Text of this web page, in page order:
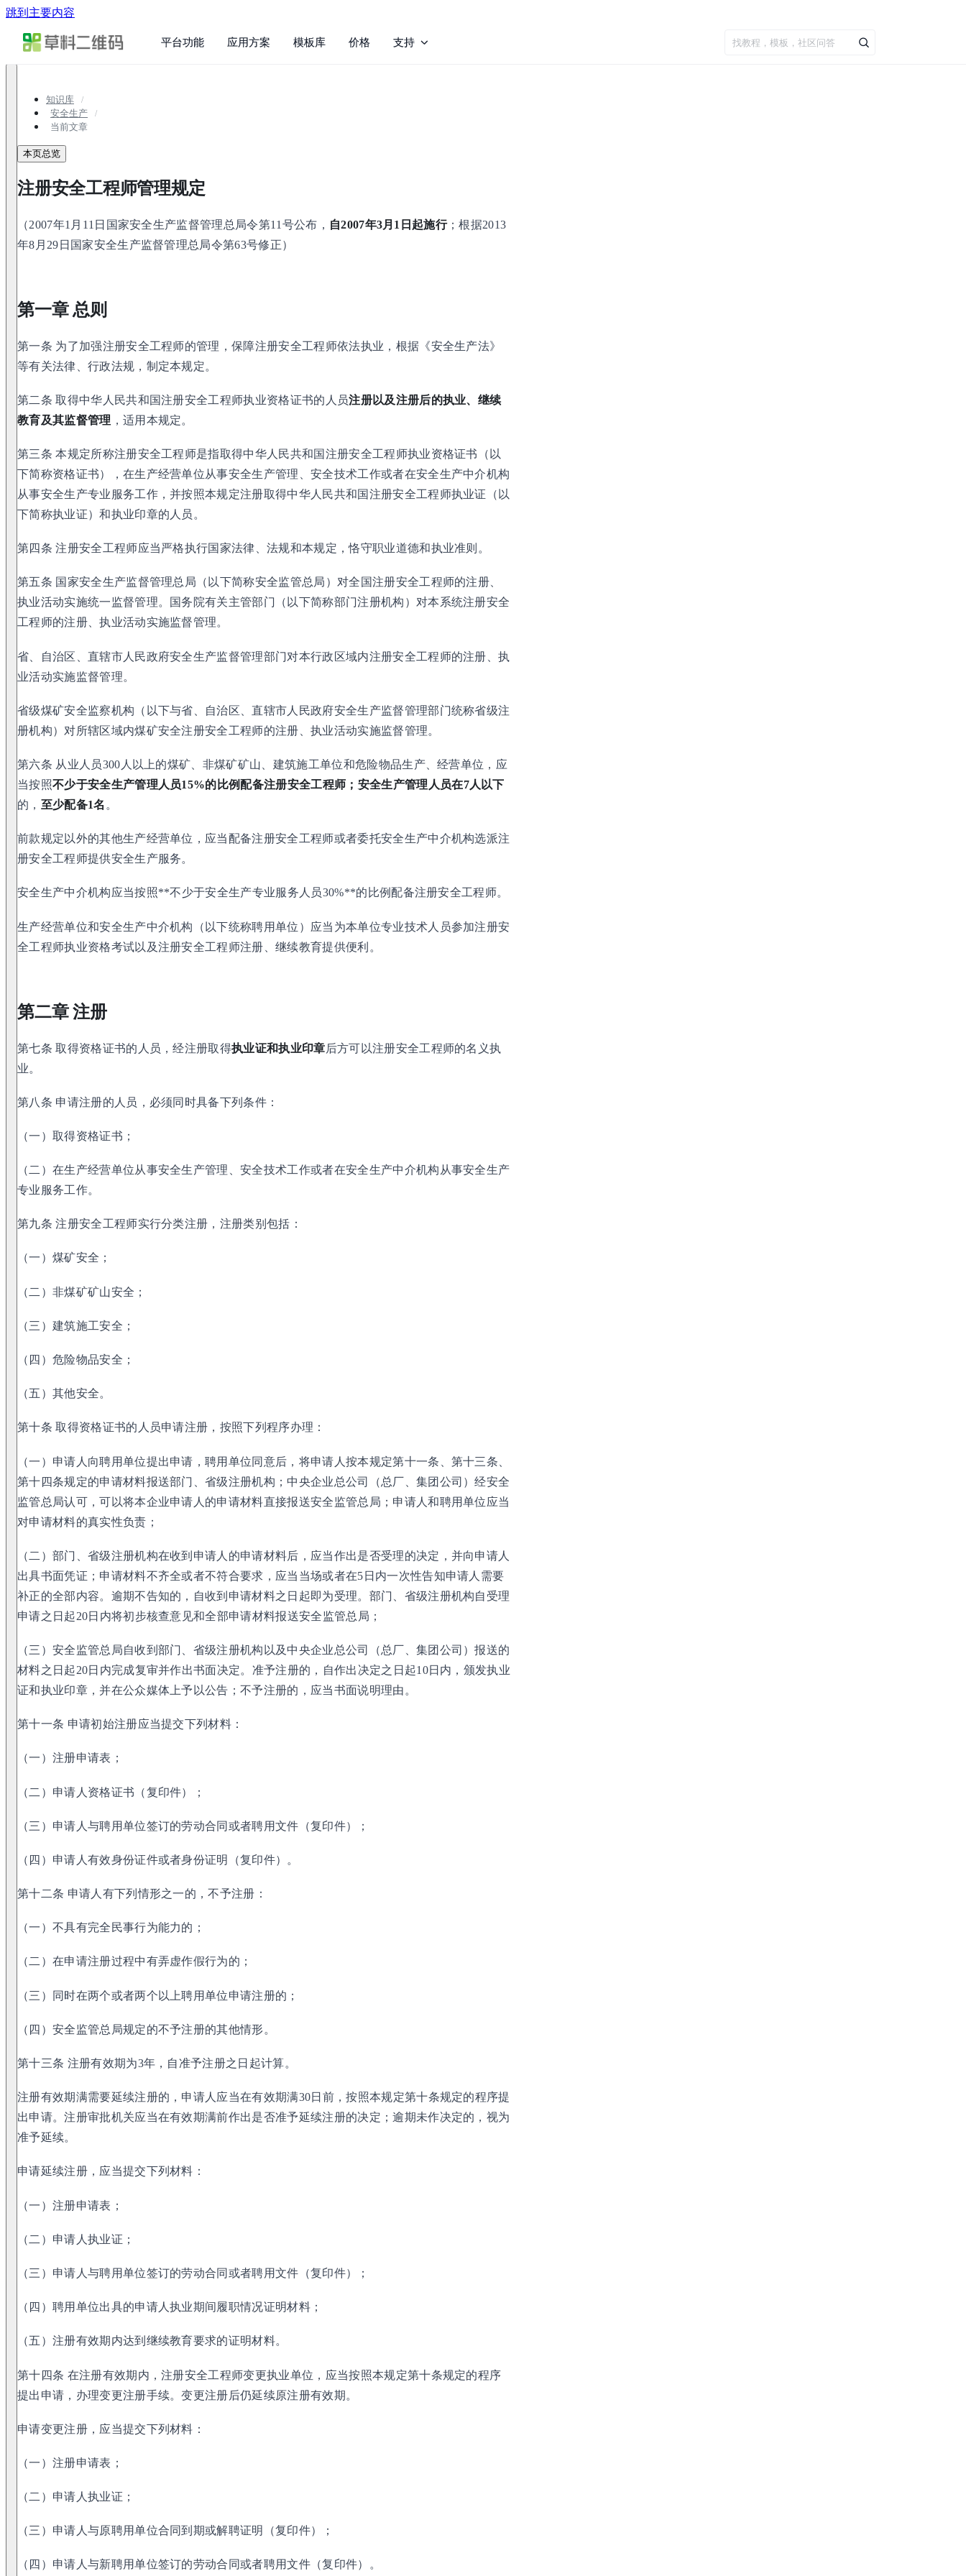
跳到主要内容
平台功能 应用方案 模板库 价格 支持
知识库
安全生产
当前文章
本页总览
注册安全工程师管理规定
（2007年1月11日国家安全生产监督管理总局令第11号公布， 自2007年3月1日起施行；根据2013
年8月29日国家安全生产监督管理总局令第63号修正）
第一章 总则
第一条 为了加强注册安全工程师的管理，保障注册安全工程师依法执业，根据《安全生产法》
等有关法律、行政法规，制定本规定。
第二条 取得中华人民共和国注册安全工程师执业资格证书的人员注册以及注册后的执业、继续
教育及其监督管理 ，适用本规定。
第三条 本规定所称注册安全工程师是指取得中华人民共和国注册安全工程师执业资格证书（以
下简称资格证书），在生产经营单位从事安全生产管理、安全技术工作或者在安全生产中介机构
从事安全生产专业服务工作，并按照本规定注册取得中华人民共和国注册安全工程师执业证（以
下简称执业证）和执业印章的人员。
第四条 注册安全工程师应当严格执行国家法律、法规和本规定，恪守职业道德和执业准则。
第五条 国家安全生产监督管理总局（以下简称安全监管总局）对全国注册安全工程师的注册、
执业活动实施统一监督管理。国务院有关主管部门（以下简称部门注册机构）对本系统注册安全
工程师的注册、执业活动实施监督管理。
省、自治区、直辖市人民政府安全生产监督管理部门对本行政区域内注册安全工程师的注册、执
业活动实施监督管理。
省级煤矿安全监察机构（以下与省、自治区、直辖市人民政府安全生产监督管理部门统称省级注
册机构）对所辖区域内煤矿安全注册安全工程师的注册、执业活动实施监督管理。
第六条 从业人员300人以上的煤矿、非煤矿矿山、建筑施工单位和危险物品生产、经营单位，应
当按照不少于安全生产管理人员15%的比例配备注册安全工程师；安全生产管理人员在7人以下
的， 至少配备1名 。
前款规定以外的其他生产经营单位，应当配备注册安全工程师或者委托安全生产中介机构选派注
册安全工程师提供安全生产服务。
安全生产中介机构应当按照**不少于安全生产专业服务人员30%**的比例配备注册安全工程师。
生产经营单位和安全生产中介机构（以下统称聘用单位）应当为本单位专业技术人员参加注册安
全工程师执业资格考试以及注册安全工程师注册、继续教育提供便利。
第二章 注册
第七条 取得资格证书的人员，经注册取得执业证和执业印章后方可以注册安全工程师的名义执
业。
第八条 申请注册的人员，必须同时具备下列条件：
（一）取得资格证书；
（二）在生产经营单位从事安全生产管理、安全技术工作或者在安全生产中介机构从事安全生产
专业服务工作。
第九条 注册安全工程师实行分类注册，注册类别包括：
（一）煤矿安全；
（二）非煤矿矿山安全；
（三）建筑施工安全；
（四）危险物品安全；
（五）其他安全。
第十条 取得资格证书的人员申请注册，按照下列程序办理：
（一）申请人向聘用单位提出申请，聘用单位同意后，将申请人按本规定第十一条、第十三条、
第十四条规定的申请材料报送部门、省级注册机构；中央企业总公司（总厂、集团公司）经安全
监管总局认可，可以将本企业申请人的申请材料直接报送安全监管总局；申请人和聘用单位应当
对申请材料的真实性负责；
（二）部门、省级注册机构在收到申请人的申请材料后，应当作出是否受理的决定，并向申请人
出具书面凭证；申请材料不齐全或者不符合要求，应当当场或者在5日内一次性告知申请人需要
补正的全部内容。逾期不告知的，自收到申请材料之日起即为受理。部门、省级注册机构自受理
申请之日起20日内将初步核查意见和全部申请材料报送安全监管总局；
（三）安全监管总局自收到部门、省级注册机构以及中央企业总公司（总厂、集团公司）报送的
材料之日起20日内完成复审并作出书面决定。准予注册的，自作出决定之日起10日内，颁发执业
证和执业印章，并在公众媒体上予以公告；不予注册的，应当书面说明理由。
第十一条 申请初始注册应当提交下列材料：
（一）注册申请表；
（二）申请人资格证书（复印件）；
（三）申请人与聘用单位签订的劳动合同或者聘用文件（复印件）；
（四）申请人有效身份证件或者身份证明（复印件）。
第十二条 申请人有下列情形之一的，不予注册：
（一）不具有完全民事行为能力的；
（二）在申请注册过程中有弄虚作假行为的；
（三）同时在两个或者两个以上聘用单位申请注册的；
（四）安全监管总局规定的不予注册的其他情形。
第十三条 注册有效期为3年，自准予注册之日起计算。
注册有效期满需要延续注册的，申请人应当在有效期满30日前，按照本规定第十条规定的程序提
出申请。注册审批机关应当在有效期满前作出是否准予延续注册的决定；逾期未作决定的，视为
准予延续。
申请延续注册，应当提交下列材料：
（一）注册申请表；
（二）申请人执业证；
（三）申请人与聘用单位签订的劳动合同或者聘用文件（复印件）；
（四）聘用单位出具的申请人执业期间履职情况证明材料；
（五）注册有效期内达到继续教育要求的证明材料。
第十四条 在注册有效期内，注册安全工程师变更执业单位，应当按照本规定第十条规定的程序
提出申请，办理变更注册手续。变更注册后仍延续原注册有效期。
申请变更注册，应当提交下列材料：
（一）注册申请表；
（二）申请人执业证；
（三）申请人与原聘用单位合同到期或解聘证明（复印件）；
（四）申请人与新聘用单位签订的劳动合同或者聘用文件（复印件）。